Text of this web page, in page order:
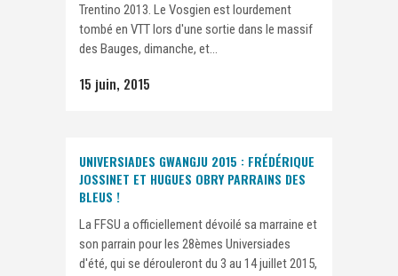
Trentino 2013. Le Vosgien est lourdement
tombé en VTT lors d'une sortie dans le massif
des Bauges, dimanche, et...
15 juin, 2015
UNIVERSIADES GWANGJU 2015 : FRÉDÉRIQUE
JOSSINET ET HUGUES OBRY PARRAINS DES
BLEUS !
La FFSU a officiellement dévoilé sa marraine et
son parrain pour les 28èmes Universiades
d'été, qui se dérouleront du 3 au 14 juillet 2015,